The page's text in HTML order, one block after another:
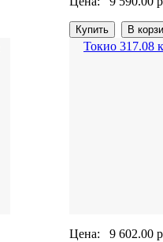
Токио 317.08
Цена: 9 602.00